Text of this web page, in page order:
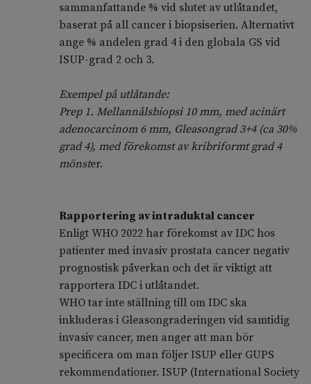
sammanfattande % vid slutet av utlåtandet,
baserat på all cancer i biopsiserien. Alternativt
ange % andelen grad 4 i den globala GS vid
ISUP-grad 2 och 3.
Exempel på utlåtande:
Prep 1. Mellannålsbiopsi 10 mm, med acinärt
adenocarcinom 6 mm, Gleasongrad 3+4 (ca 30%
grad 4), med förekomst av kribriformt grad 4
mönster.
Rapportering av intraduktal cancer
Enligt WHO 2022 har förekomst av IDC hos
patienter med invasiv prostata cancer negativ
prognostisk påverkan och det är viktigt att
rapportera IDC i utlåtandet.
WHO tar inte ställning till om IDC ska
inkluderas i Gleasongraderingen vid samtidig
invasiv cancer, men anger att man bör
specificera om man följer ISUP eller GUPS
rekommendationer. ISUP (International Society